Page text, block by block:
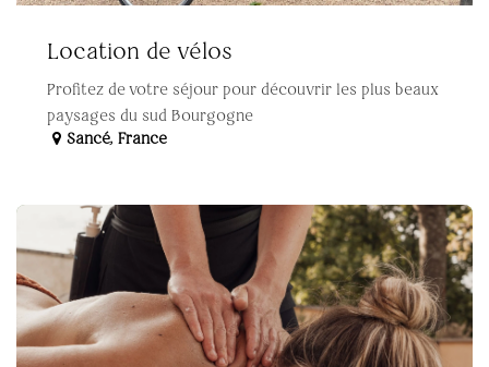
Location de vélos
Profitez de votre séjour pour découvrir les plus beaux
paysages du sud Bourgogne
Sancé, France